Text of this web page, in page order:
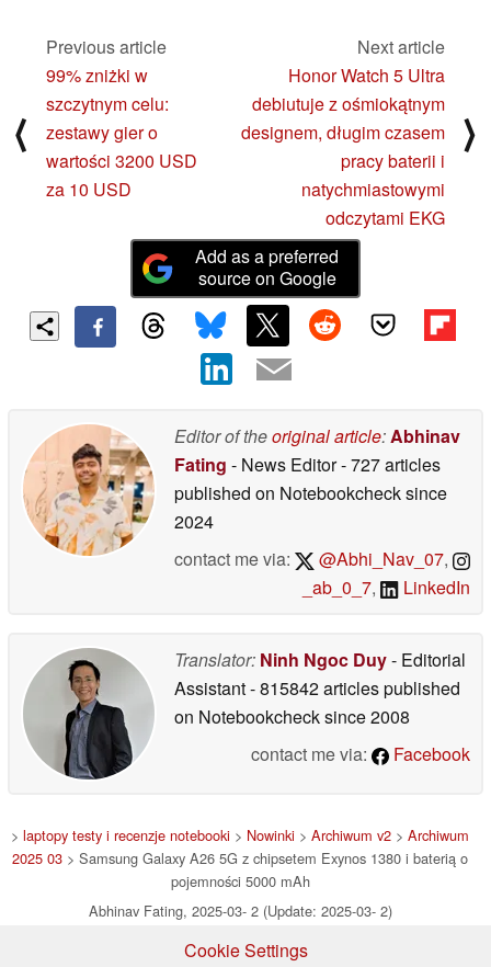
⟨
Previous article
99% zniżki w
szczytnym celu:
zestawy gier o
wartości 3200 USD
za 10 USD
Next article
Honor Watch 5 Ultra
debiutuje z ośmiokątnym
designem, długim czasem
pracy baterii i
natychmiastowymi
odczytami EKG
⟩
Add as a preferred
source on Google
Editor of theoriginal article:Abhinav
Fating - News Editor- 727 articles
published on Notebookchecksince
2024
contact me via:
@Abhi_Nav_07,
_ab_0_7, LinkedIn
Translator: Ninh Ngoc Duy- Editorial
Assistant- 815842 articles published
on Notebookchecksince 2008
contact me via:
Facebook
> laptopy testy i recenzje notebooki > Nowinki > Archiwum v2 > Archiwum
2025 03 > Samsung Galaxy A26 5G z chipsetem Exynos 1380 i baterią o
pojemności 5000 mAh
Abhinav Fating, 2025-03- 2 (Update: 2025-03- 2)
Cookie Settings